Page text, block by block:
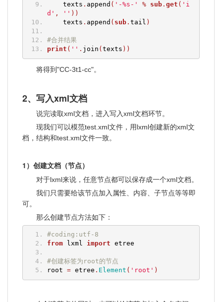
texts . append ( '-%s-' % sub. get ( 'i
d' , '' ))
texts . append ( sub. tail )
#合并结果
print ( '' . join ( texts ))
将得到"CC-3t1-cc"。
2、写入xml文档
说完读取xml文档，进入写入xml文档环节。
现我们可以模范test.xml文件，用lxml创建新的xml文
档，结构和test.xml文件一致。
1）创建文档（节点）
对于lxml来说，任意节点都可以保存成一个xml文档。
我们只需要给该节点加入属性、内容、子节点等等即
可。
那么创建节点方法如下：
#coding:utf-8
from lxml import etree
#创建标签为root的节点
root = etree . Element ( 'root' )